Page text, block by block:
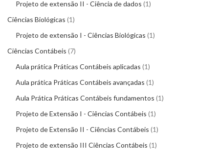
Projeto de extensão II - Ciência de dados 1
Ciências Biológicas 1
Projeto de extensão I - Ciências Biológicas 1
Ciências Contábeis 7
Aula prática Práticas Contábeis aplicadas 1
Aula prática Práticas Contábeis avançadas 1
Aula Prática Práticas Contábeis fundamentos 1
Projeto de Extensão I - Ciências Contábeis 1
Projeto de Extensão II - Ciências Contábeis 1
Projeto de extensão III Ciências Contábeis 1